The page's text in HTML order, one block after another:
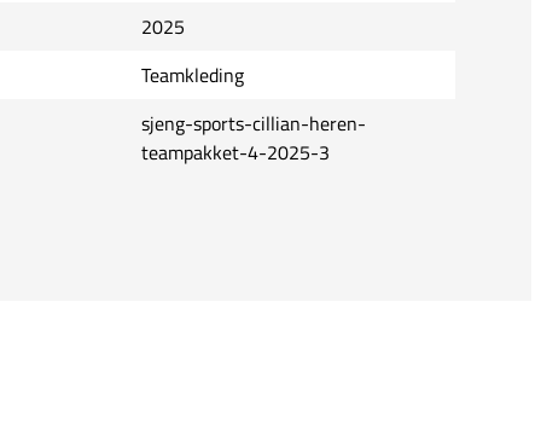
2025
Teamkleding
sjeng-sports-cillian-heren-
teampakket-4-2025-3